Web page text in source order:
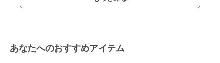
あなたへのおすすめアイテム